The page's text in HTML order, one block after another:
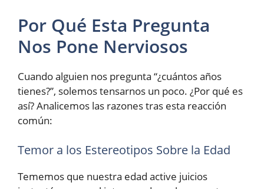
Por Qué Esta Pregunta
Nos Pone Nerviosos
Cuando alguien nos pregunta “¿cuántos años
tienes?”, solemos tensarnos un poco. ¿Por qué es
así? Analicemos las razones tras esta reacción
común:
Temor a los Estereotipos Sobre la Edad
Tememos que nuestra edad active juicios